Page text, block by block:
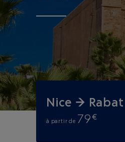
Nice → Rabat
à partir de 79€